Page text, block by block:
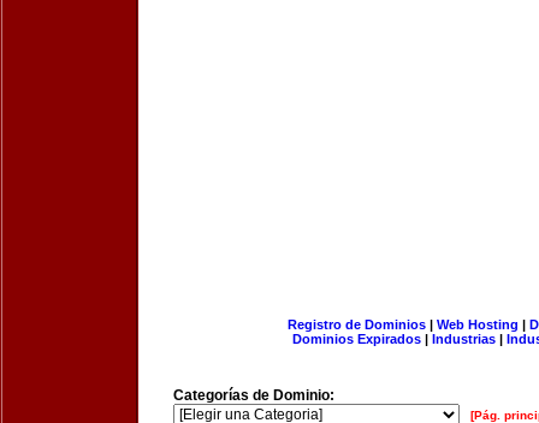
Registro de Dominios| Web Hosting |
Dominios Expirados | Industrias |
Categorías de Dominio:
[Pág.